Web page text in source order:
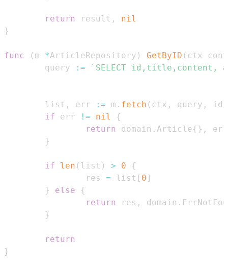
return result ,
nil
}
func ( m *ArticleRepository ) GetByID ( ctx
        query
:=
        list
, err := m . fetch ( ctx , query , id
if err != nil
{
return
domain . Article{ } ,
}
if len ( list ) > 0
{
                res
= list [ 0 ]
}
else
{
return
res , domain .
}
return
}